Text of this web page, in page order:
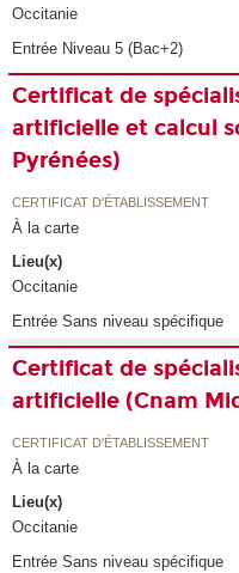
Occitanie
Entrée Niveau 5 (Bac+2)
Certificat de
artificielle et calcul
Pyrénées)
CERTIFICAT D'ÉTABLISSEMENT
À la carte
Lieu(x)
Occitanie
Entrée Sans niveau spécifique
Certificat de
artificielle (Cnam
CERTIFICAT D'ÉTABLISSEMENT
À la carte
Lieu(x)
Occitanie
Entrée Sans niveau spécifique